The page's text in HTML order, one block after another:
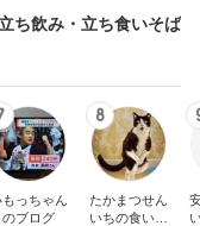
ち飲み・立ち食いそば
もっちゃん
のブログ
8
たかまつせん
いちの食い散